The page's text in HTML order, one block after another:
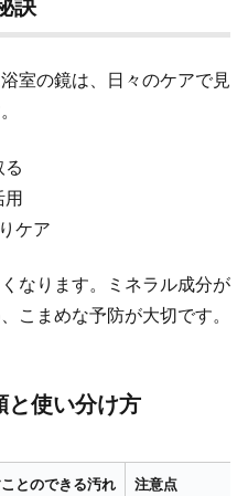
訣
室の鏡は、日々のケアで見
る
ケア
なります。ミネラル成分が
こまめな予防が大切です。
と使い分け方
とのできる汚れ 注意点